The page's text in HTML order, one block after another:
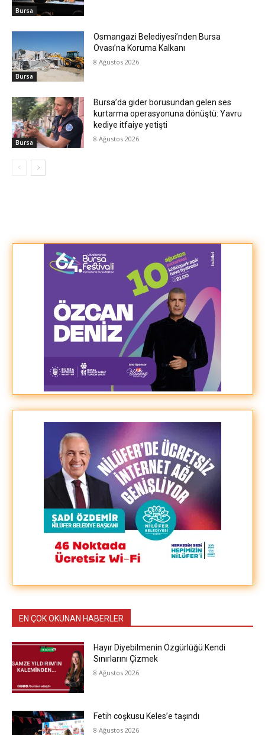
Bursa
Bursa
Osmangazi Belediyesi’nden Bursa
Ovası’na Koruma Kalkanı
8 Ağustos 2026
Bursa
Bursa’da gider borusundan gelen ses
kurtarma operasyonuna dönüştü: Yavru
kediye itfaiye yetişti
8 Ağustos 2026
EN ÇOK OKUNAN HABERLER
Hayır Diyebilmenin Özgürlüğü:Kendi
Sınırlarını Çizmek
8 Ağustos 2026
Fetih coşkusu Keles’e taşındı
8 Ağustos 2026